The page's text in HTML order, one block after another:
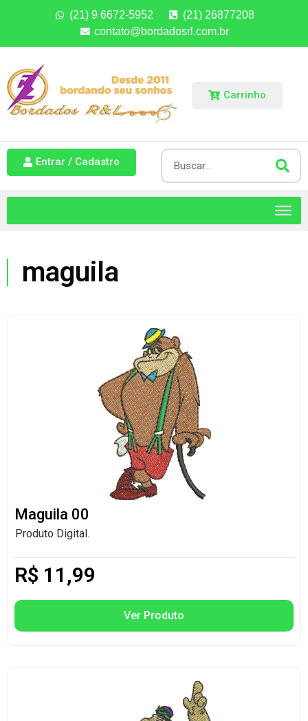
(21) 9 6672-5952
(21) 26877208
contato@bordadosrl.com.br
Carrinho
Entrar / Cadastro
maguila
Maguila 00
Produto Digital.
R$ 11,99
Ver Produto